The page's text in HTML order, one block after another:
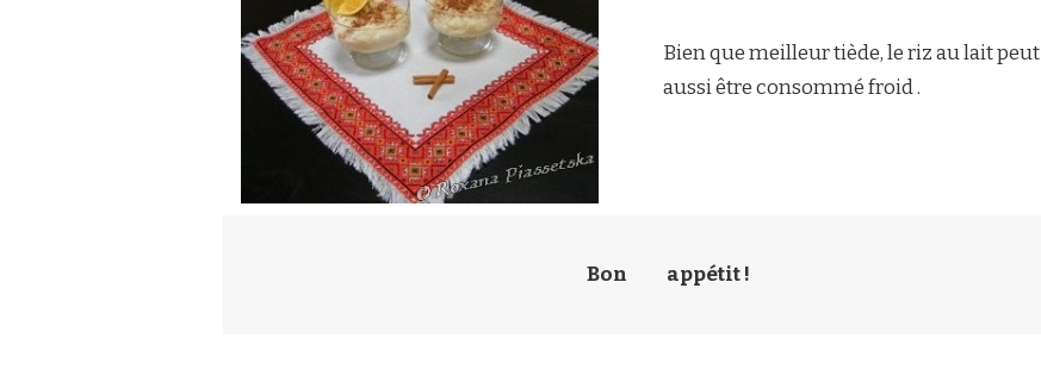
Bien que meilleur tiède, le riz au lait peut
aussi être consommé froid .
Bon appétit !